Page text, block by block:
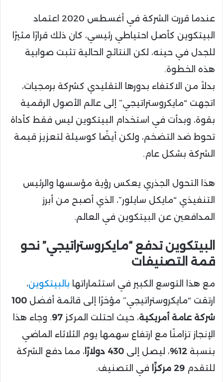
عندما قررت الشركة في أغسطس 2020 اعتماد
البيتكوين كأصل احتياطي رئيسي، كان ذلك قرارًا مثيرًا
للجدل في حينه، لكن النتائج الحالية تثبت صوابية
هذه الخطوة.
بدلاً من الاكتفاء بدورها التقليدي كشركة برمجيات،
اتجهت “مايكروستراتيجي” إلى عالم الأصول الرقمية
بقوة، وبدأت في استخدام البيتكوين ليس فقط كأداة
تحوط ضد التضخم، ولكن أيضًا كوسيلة لتعزيز قيمة
الشركة بشكل عام.
هذا التحول الجذري يعكس رؤية مؤسسها والرئيس
التنفيذي “مايكل سايلور”، الذي أصبح من أبرز
المدافعين عن البيتكوين في العالم.
البيتكوين تدفع “مايكروستراتيجي” نحو
قمة التصنيفات
مع هذا التوسع الكبير في استثماراتها بالبيتكوين،
ارتقت “مايكروستراتيجي” مؤخرًا إلى قائمة أفضل 100
شركة عامة أمريكية، حيث احتلت المركز 97. وجاء هذا
الإنجاز تزامنًا مع ارتفاع سهمها يوم الثلاثاء الماضي
بنسبة 12% ، ليصل إلى 430 دولارًا
، مما دفع الشركة
للتقدم 29 مركزًا في التصنيف.